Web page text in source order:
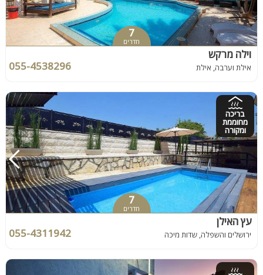
7
חדרים
וילה מרקש
אילת וערבה, אילת 055-4538296
בריכה
מחוממת
ומקורה
7
חדרים
עץ האילן
ירושלים והשפלה, שדות מיכה 055-4311942